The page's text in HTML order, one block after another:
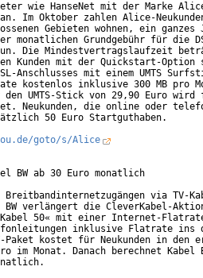
wie HanseNet mit der Marke
an. Im Oktober zahlen Alice-
Gebieten wohnen, ein ganzes
monatlichen Grundgebühr für die
Die Mindestvertragslaufzeit
Kunden mit der Quickstart-Option
Anschlusses mit einem UMTS
kostenlos inklusive 300 MB pro
UMTS-Stick von 29,90 Euro wird
Neukunden, die online oder
50 Euro Startguthaben.
goto/s/Alice
BW ab 30 Euro monatlich
via TV-
BW verlängert die CleverKabel-
50« mit einer Internet-
inklusive Flatrate ins
Paket kostet für Neukunden in den
im Monat. Danach berechnet Kabel